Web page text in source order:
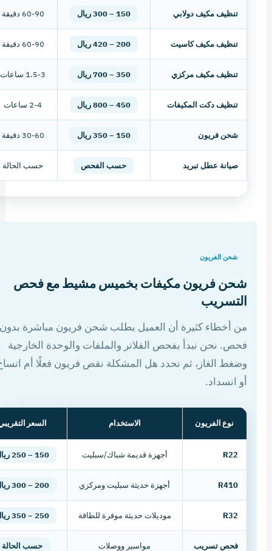
تنظيف مكيف دولابي 150 – 300 ريال 60-90 دقيقة
تنظيف مكيف كاسيت 200 – 420 ريال 60-90 دقيقة
تنظيف مكيف مركزي 350 – 700 ريال 1.5-3 ساعات
تنظيف دكت المكيفات 450 – 800 ريال 2-4 ساعات
شحن فريون 150 – 350 ريال 30-60 دقيقة
صيانة عطل تبريد حسب الفحص حسب الحالة
شحن الفريون
شحن فريون مكيفات بخميس مشيط مع فحص
التسريب
من أخطاء كثيرة أن العميل يطلب شحن فريون مباشرة
فحص. نحن نبدأ بفحص الفلاتر والملفات والوحدة الخارجية
وضغط الغاز، ثم نحدد هل المشكلة نقص فريون فعلًا أم
أو انسداد.
نوع الفريون الاستخدام السعر
R22 أجهزة قديمة شباك/سبليت 150 – 250 ريال
R410 أجهزة حديثة سبليت ومركزي 200 – 300 ريال
R32 موديلات حديثة موفرة للطاقة 250 – 350 ريال
فحص تسريب مواسير ووصلات حسب الحالة